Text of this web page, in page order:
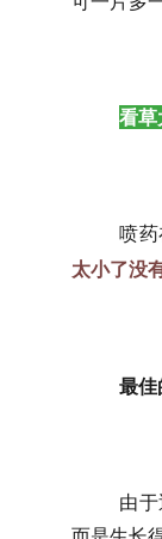
看草
喷
太小了没
最
由